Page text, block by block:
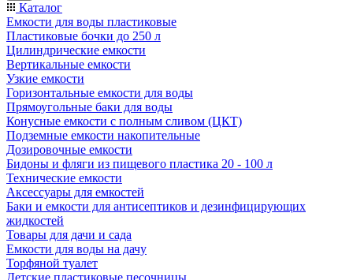
Каталог
Емкости для воды пластиковые
Пластиковые бочки до 250 л
Цилиндрические емкости
Вертикальные емкости
Узкие емкости
Горизонтальные емкости для воды
Прямоугольные баки для воды
Конусные емкости с полным сливом (ЦКТ)
Подземные емкости накопительные
Дозировочные емкости
Бидоны и фляги из пищевого пластика 20 - 100 л
Технические емкости
Аксессуары для емкостей
Баки и емкости для антисептиков и дезинфицирующих
жидкостей
Товары для дачи и сада
Емкости для воды на дачу
Торфяной туалет
Детские пластиковые песочницы